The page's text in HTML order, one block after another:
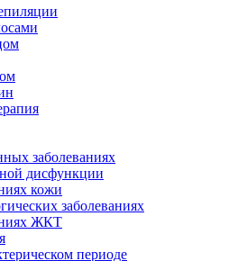
заболеваниях
дисфункции
кожи
заболеваниях
ЖКТ
периоде